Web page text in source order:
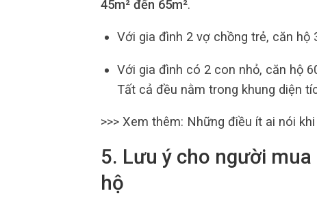
45m² đến 65m².
Với gia đình 2 vợ chồng trẻ, căn hộ
Với gia đình có 2 con nhỏ, căn hộ
Tất cả đều nằm trong khung diện
>>> Xem thêm: Những điều ít ai nói khi
5. Lưu ý cho người
hộ